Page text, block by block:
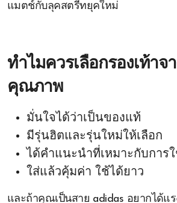
แมตช์กับลุคสตรีทยุคใหม่
ทำไมควรเลือกรองเท้าจ
คุณภาพ
มั่นใจได้ว่าเป็นของแท้
มีรุ่นฮิตและรุ่นใหม่ให้เลือก
ได้คำแนะนำที่เหมาะกับการ
ใส่แล้วคุ้มค่า ใช้ได้ยาว
และถ้าคุณเป็นสาย adidas อยากได้แ